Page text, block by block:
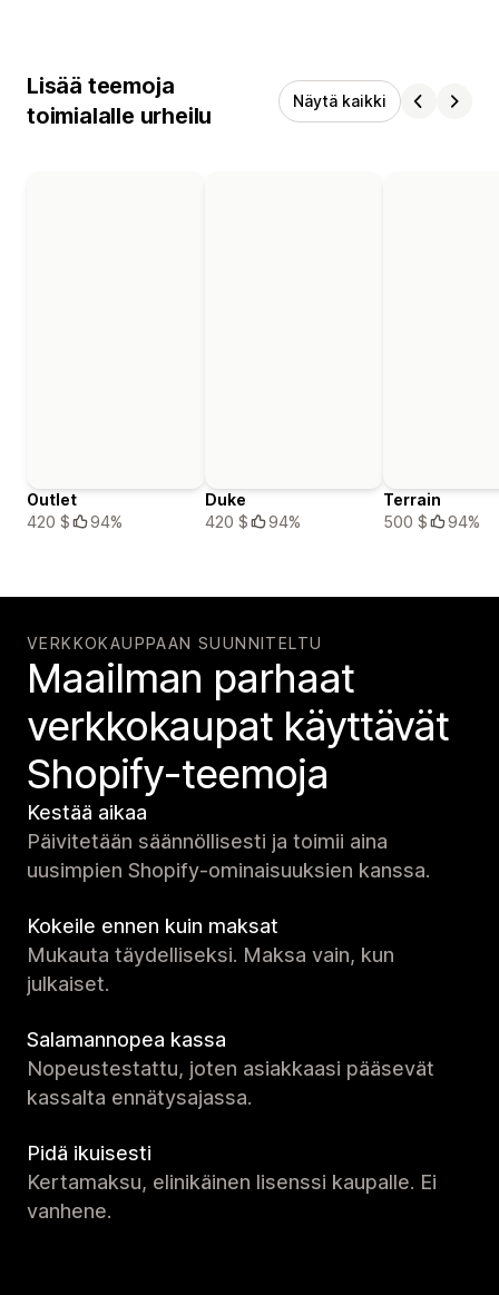
Lisää teemoja
toimialalle urheilu
Näytä kaikki
Outlet
420 $
94%
Duke
420 $
94%
Terrain
500 $
94%
VERKKOKAUPPAAN SUUNNITELTU
Maailman parhaat
verkko­kaupat käyttävät
Shopify-teemoja
Kestää aikaa
Päivitetään säännöllisesti ja toimii aina
uusimpien Shopify-ominaisuuksien kanssa.
Kokeile ennen kuin maksat
Mukauta täydelliseksi. Maksa vain, kun
julkaiset.
Salamannopea kassa
Nopeustestattu, joten asiakkaasi pääsevät
kassalta ennätysajassa.
Pidä ikuisesti
Kertamaksu, elinikäinen lisenssi kaupalle. Ei
vanhene.